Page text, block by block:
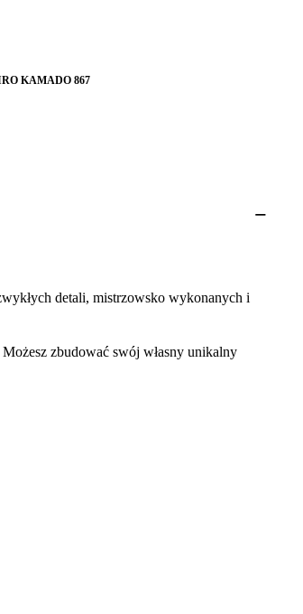
KAMADO 867
detali, mistrzowsko wykonanych i
zbudować swój własny unikalny